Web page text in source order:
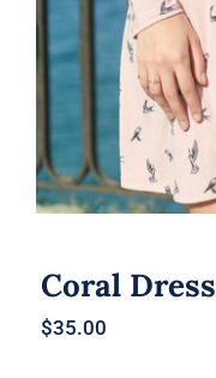
Coral Dress
$35.00